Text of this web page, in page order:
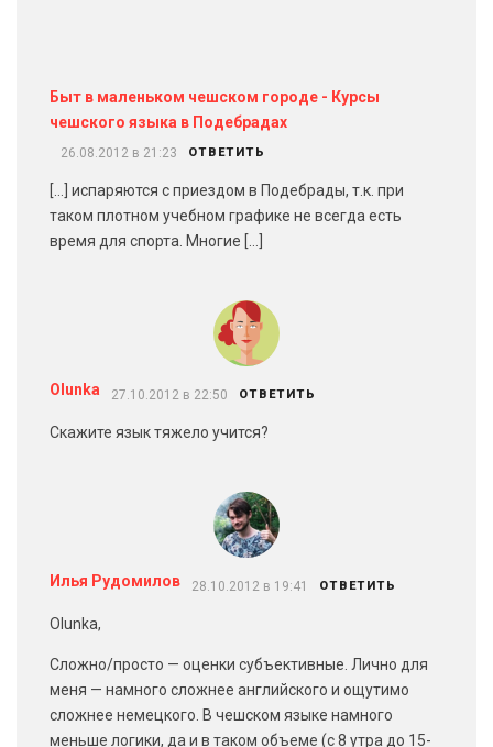
Быт в маленьком чешском городе - Курсы
чешского языка в Подебрадах
26.08.2012 в 21:23 ОТВЕТИТЬ
[…] испаряются с приездом в Подебрады, т.к. при
таком плотном учебном графике не всегда есть
время для спорта. Многие […]
Olunka 27.10.2012 в 22:50 ОТВЕТИТЬ
Скажите язык тяжело учится?
Илья Рудомилов 28.10.2012 в 19:41 ОТВЕТИТЬ
Olunka,
Сложно/просто — оценки субъективные. Лично для
меня — намного сложнее английского и ощутимо
сложнее немецкого. В чешском языке намного
меньше логики, да и в таком объеме (с 8 утра до 15-